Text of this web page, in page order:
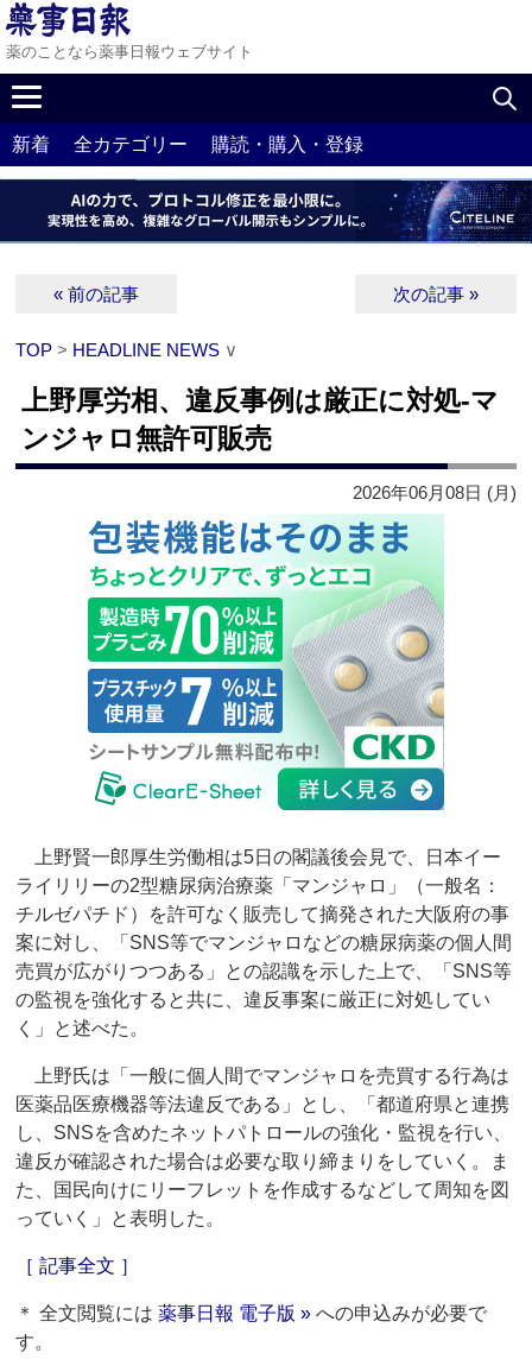
薬のことなら薬事日報ウェブサイト
新着 全カテゴリー 購読・購入・登録
« 前の記事 次の記事 »
TOP > HEADLINE NEWS ∨
上野厚労相、違反事例は厳正に対処‐マ
ンジャロ無許可販売
2026年06月08日 (月)
上野賢一郎厚生労働相は5日の閣議後会見で、日本イー
ライリリーの2型糖尿病治療薬「マンジャロ」（一般名：
チルゼパチド）を許可なく販売して摘発された大阪府の事
案に対し、「SNS等でマンジャロなどの糖尿病薬の個人間
売買が広がりつつある」との認識を示した上で、「SNS等
の監視を強化すると共に、違反事案に厳正に対処してい
く」と述べた。
上野氏は「一般に個人間でマンジャロを売買する行為は
医薬品医療機器等法違反である」とし、「都道府県と連携
し、SNSを含めたネットパトロールの強化・監視を行い、
違反が確認された場合は必要な取り締まりをしていく。ま
た、国民向けにリーフレットを作成するなどして周知を図
っていく」と表明した。
［ 記事全文 ］
＊ 全文閲覧には薬事日報 電子版 » への申込みが必要で
す。